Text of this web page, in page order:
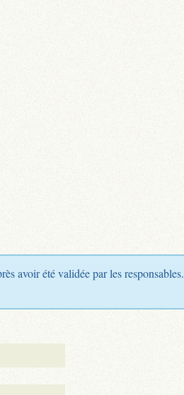
avoir été validée par les responsables.